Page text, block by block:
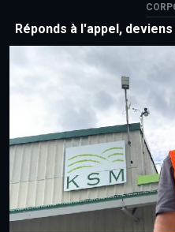
Réponds à l'appel,